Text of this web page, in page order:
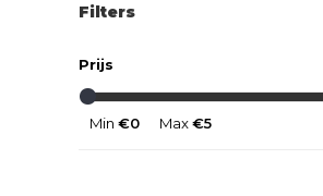
Filters
Prijs
Min €0 Max€5